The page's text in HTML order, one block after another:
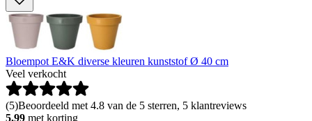
Bloempot E&K diverse kleuren kunststof Ø 40 cm
Veel verkocht
(5)Beoordeeld met 4.8 van de 5 sterren, 5 klantreviews
5.99 met korting